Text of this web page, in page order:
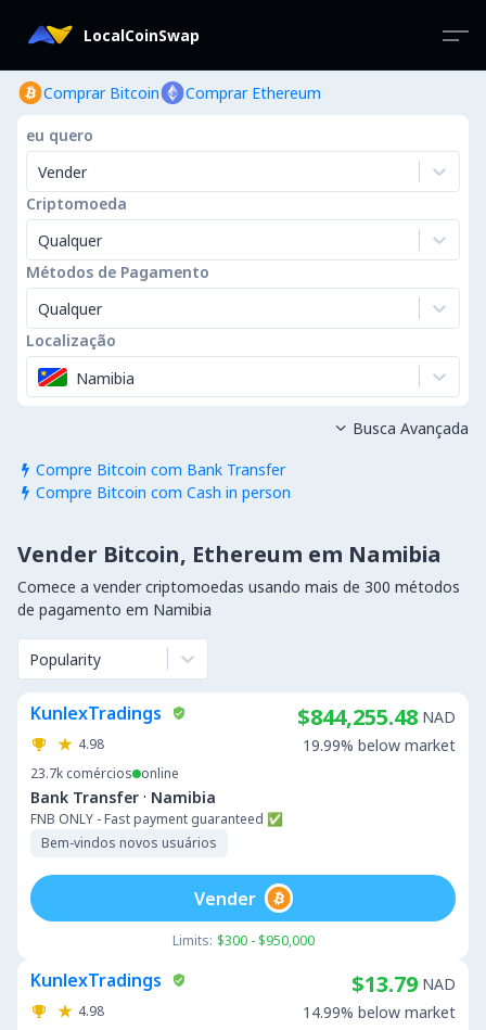
LocalCoinSwap
Comprar Bitcoin Comprar Ethereum
eu quero
Vender
Criptomoeda
Qualquer
Métodos de Pagamento
Qualquer
Localização
Namibia
 Compre Bitcoin com Bank Transfer
 Compre Bitcoin com Cash in person
 Busca Avançada
Vender Bitcoin, Ethereum em Namibia
Comece a vender criptomoedas usando mais de 300 métodos
de pagamento em Namibia
Popularity
KunlexTradings
4.98
23.7k comércios online
Bank Transfer · Namibia
FNB ONLY - Fast payment guaranteed ✅
Bem-vindos novos usuários
$844,255.48 NAD
19.99% below market
Limits: $300 - $950,000
Vender
KunlexTradings
4.98
$13.79 NAD
14.99% below market